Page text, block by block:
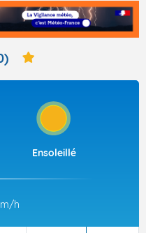
Ensoleillé
h